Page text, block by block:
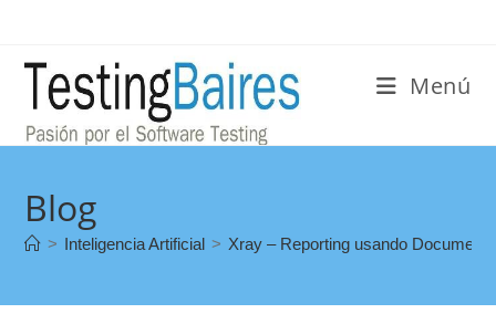
Menú
Blog
> Inteligencia Artificial > Xray – Reporting usando Document